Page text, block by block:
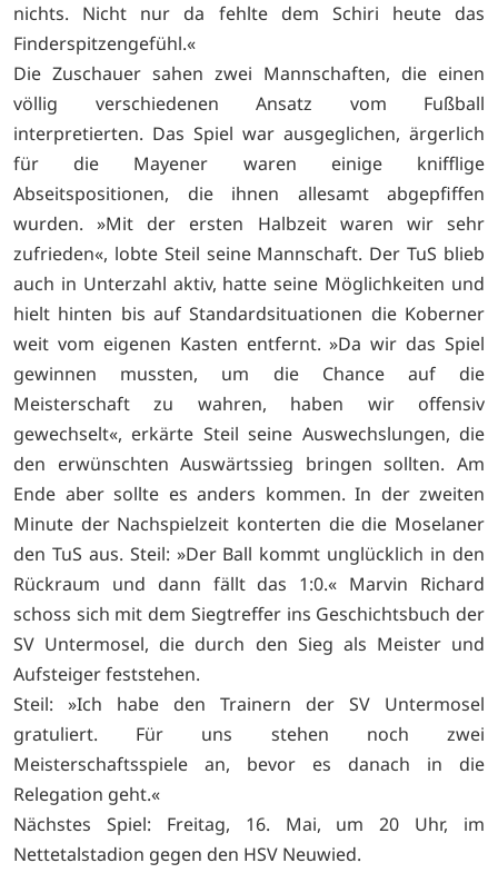
nichts. Nicht nur da fehlte dem Schiri heute das
Finderspitzengefühl.«
Die Zuschauer sahen zwei Mannschaften, die einen
völlig verschiedenen Ansatz vom Fußball
interpretierten. Das Spiel war ausgeglichen, ärgerlich
für die Mayener waren einige knifflige
Abseitspositionen, die ihnen allesamt abgepfiffen
wurden. »Mit der ersten Halbzeit waren wir sehr
zufrieden«, lobte Steil seine Mannschaft. Der TuS blieb
auch in Unterzahl aktiv, hatte seine Möglichkeiten und
hielt hinten bis auf Standardsituationen die Koberner
weit vom eigenen Kasten entfernt. »Da wir das Spiel
gewinnen mussten, um die Chance auf die
Meisterschaft zu wahren, haben wir offensiv
gewechselt«, erkärte Steil seine Auswechslungen, die
den erwünschten Auswärtssieg bringen sollten. Am
Ende aber sollte es anders kommen. In der zweiten
Minute der Nachspielzeit konterten die die Moselaner
den TuS aus. Steil: »Der Ball kommt unglücklich in den
Rückraum und dann fällt das 1:0.« Marvin Richard
schoss sich mit dem Siegtreffer ins Geschichtsbuch der
SV Untermosel, die durch den Sieg als Meister und
Aufsteiger feststehen.
Steil: »Ich habe den Trainern der SV Untermosel
gratuliert. Für uns stehen noch zwei
Meisterschaftsspiele an, bevor es danach in die
Relegation geht.«
Nächstes Spiel: Freitag, 16. Mai, um 20 Uhr, im
Nettetalstadion gegen den HSV Neuwied.